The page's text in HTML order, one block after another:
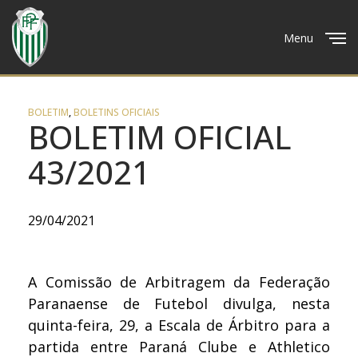
Menu
BOLETIM,BOLETINS OFICIAIS
BOLETIM OFICIAL
43/2021
29/04/2021
A Comissão de Arbitragem da Federação
Paranaense de Futebol divulga, nesta
quinta-feira, 29, a Escala de Árbitro para a
partida entre Paraná Clube e Athletico